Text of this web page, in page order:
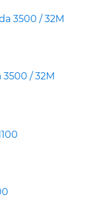
/ 32M